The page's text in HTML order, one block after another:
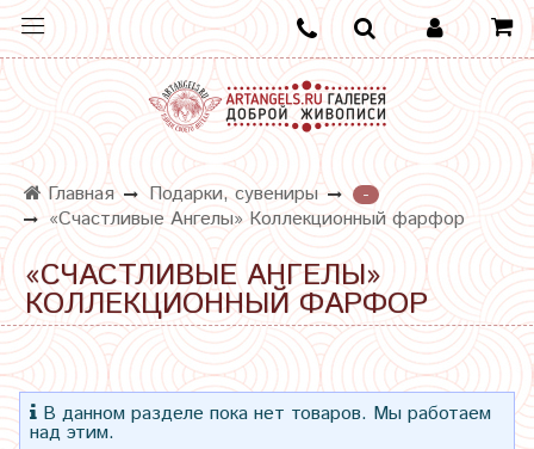
Главная Подарки, сувениры
-
«Счастливые Ангелы» Коллекционный фарфор
«СЧАСТЛИВЫЕ АНГЕЛЫ»
КОЛЛЕКЦИОННЫЙ ФАРФОР
В данном разделе пока нет товаров. Мы работаем
над этим.